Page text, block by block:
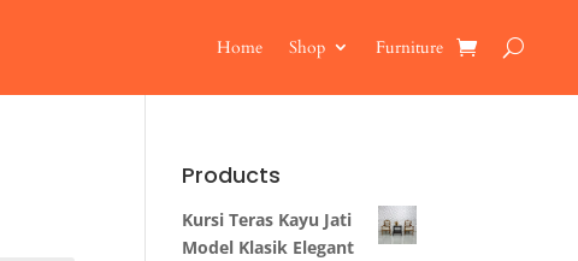
Home Shop Furniture
Products
Kursi Teras Kayu Jati
Model Klasik Elegant